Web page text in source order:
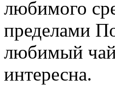
любимого
пределами
любимый
интересна.